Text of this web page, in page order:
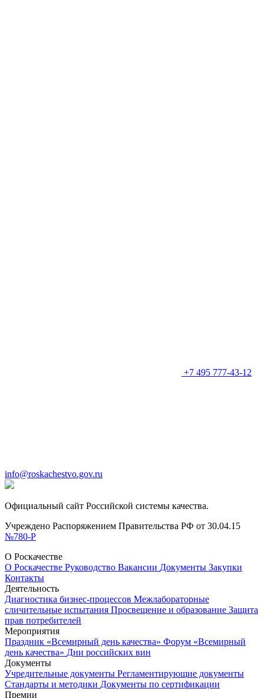
+7 495 777-43-12
info@roskachestvo.gov.ru
Официальный сайт Российской системы качества.
Учреждено Распоряжением Правительства РФ от 30.04.15
№780-Р
О Роскачестве
О Роскачестве Руководство Вакансии Документы Закупки
Контакты
Деятельность
Диагностика бизнес-процессов Межлабораторные
сличительные испытания Просвещение и образование Защита
прав потребителей
Мероприятия
Праздник «Всемирный день качества» Форум «Всемирный
день качества» Дни российских вин
Документы
Учредительные документы Регламентирующие документы
Стандарты и методики Документы по сертификации
Премии